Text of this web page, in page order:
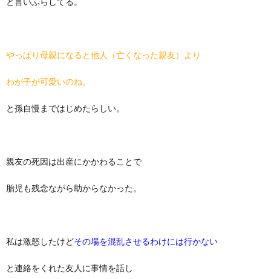
やっぱり母親になると他人（亡くなった親友）より
わが子が可愛いのね。
と孫自慢まではじめたらしい。
親友の死因は出産にかかわることで
胎児も残念ながら助からなかった。
私は激怒したけどその場を混乱させるわけには行かない
と連絡をくれた友人に事情を話し